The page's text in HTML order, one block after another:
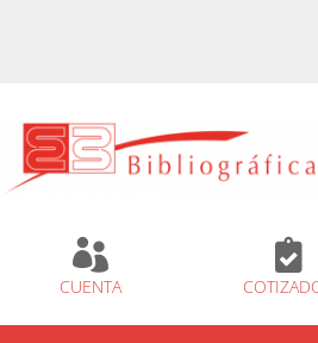

CUENTA
